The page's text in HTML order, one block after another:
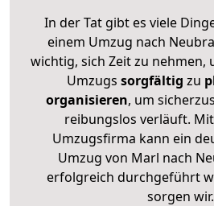
In der Tat gibt es viele
einem Umzug nach
wichtig, sich Zeit zu nehmen,
Umzugs sorgfältig zu
organisieren, um
reibungslos verläuft.
Umzugsfirma kann ein
Umzug von Marl nach
erfolgreich durchgeführt
sorgen wir.